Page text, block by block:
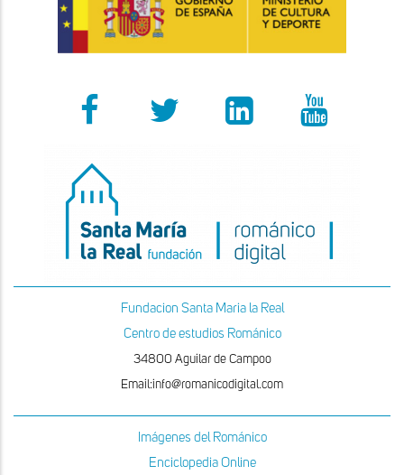
Fundacion Santa Maria la Real
Centro de estudios Románico
34800 Aguilar de Campoo
Email:info@romanicodigital.com
Imágenes del Románico
Enciclopedia Online